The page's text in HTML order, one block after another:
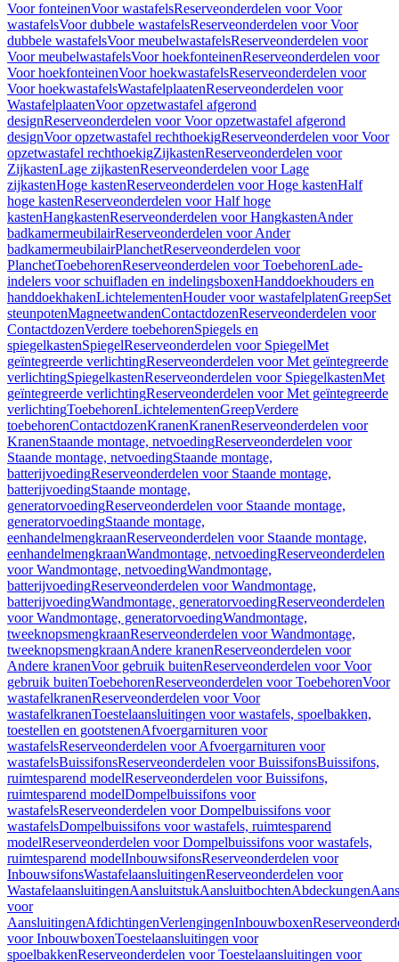
Voor fonteinenVoor wastafelsReserveonderdelen voor Voor
wastafelsVoor dubbele wastafelsReserveonderdelen voor Voor
dubbele wastafelsVoor meubelwastafelsReserveonderdelen voor
Voor meubelwastafelsVoor hoekfonteinenReserveonderdelen voor
Voor hoekfonteinenVoor hoekwastafelsReserveonderdelen voor
Voor hoekwastafelsWastafelplaatenReserveonderdelen voor
WastafelplaatenVoor opzetwastafel afgerond
designReserveonderdelen voor Voor opzetwastafel afgerond
designVoor opzetwastafel rechthoekigReserveonderdelen voor Voor
opzetwastafel rechthoekigZijkastenReserveonderdelen voor
ZijkastenLage zijkastenReserveonderdelen voor Lage
zijkastenHoge kastenReserveonderdelen voor Hoge kastenHalf
hoge kastenReserveonderdelen voor Half hoge
kastenHangkastenReserveonderdelen voor HangkastenAnder
badkamermeubilairReserveonderdelen voor Ander
badkamermeubilairPlanchetReserveonderdelen voor
PlanchetToebehorenReserveonderdelen voor ToebehorenLade-
indelers voor schuifladen en indelingsboxenHanddoekhouders en
handdoekhakenLichtelementenHouder voor wastafelplatenGreepSet
steunpotenMagneetwandenContactdozenReserveonderdelen voor
ContactdozenVerdere toebehorenSpiegels en
spiegelkastenSpiegelReserveonderdelen voor SpiegelMet
geïntegreerde verlichtingReserveonderdelen voor Met geïntegreerde
verlichtingSpiegelkastenReserveonderdelen voor SpiegelkastenMet
geïntegreerde verlichtingReserveonderdelen voor Met geïntegreerde
verlichtingToebehorenLichtelementenGreepVerdere
toebehorenContactdozenKranenKranenReserveonderdelen voor
KranenStaande montage, netvoedingReserveonderdelen voor
Staande montage, netvoedingStaande montage,
batterijvoedingReserveonderdelen voor Staande montage,
batterijvoedingStaande montage,
generatorvoedingReserveonderdelen voor Staande montage,
generatorvoedingStaande montage,
eenhandelmengkraanReserveonderdelen voor Staande montage,
eenhandelmengkraanWandmontage, netvoedingReserveonderdelen
voor Wandmontage, netvoedingWandmontage,
batterijvoedingReserveonderdelen voor Wandmontage,
batterijvoedingWandmontage, generatorvoedingReserveonderdelen
voor Wandmontage, generatorvoedingWandmontage,
tweeknopsmengkraanReserveonderdelen voor Wandmontage,
tweeknopsmengkraanAndere kranenReserveonderdelen voor
Andere kranenVoor gebruik buitenReserveonderdelen voor Voor
gebruik buitenToebehorenReserveonderdelen voor ToebehorenVoor
wastafelkranenReserveonderdelen voor Voor
wastafelkranenToestelaansluitingen voor wastafels, spoelbakken,
toestellen en gootstenenAfvoergarnituren voor
wastafelsReserveonderdelen voor Afvoergarnituren voor
wastafelsBuissifonsReserveonderdelen voor BuissifonsBuissifons,
ruimtesparend modelReserveonderdelen voor Buissifons,
ruimtesparend modelDompelbuissifons voor
wastafelsReserveonderdelen voor Dompelbuissifons voor
wastafelsDompelbuissifons voor wastafels, ruimtesparend
modelReserveonderdelen voor Dompelbuissifons voor wastafels,
ruimtesparend modelInbouwsifonsReserveonderdelen voor
InbouwsifonsWastafelaansluitingenReserveonderdelen voor
WastafelaansluitingenAansluitstukAansluitbochtenAbdeckungen
voor
AansluitingenAfdichtingenVerlengingenInbouwboxen
voor InbouwboxenToestelaansluitingen voor
spoelbakkenReserveonderdelen voor Toestelaansluitingen voor